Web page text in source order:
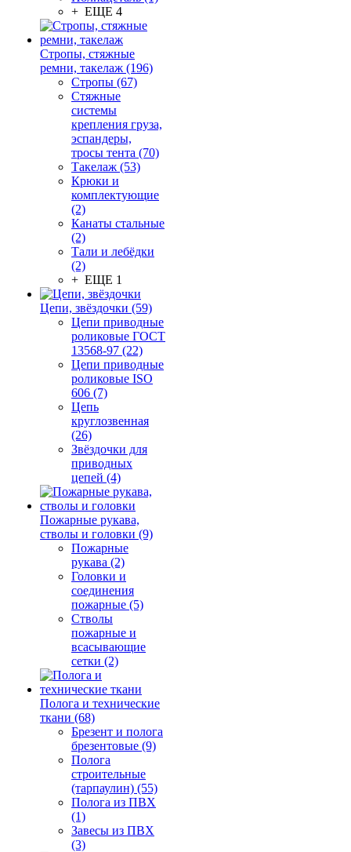
+ ЕЩЕ 4
Стропы, стяжные
ремни, такелаж (196)
Стропы (67)
Стяжные
системы
крепления груза,
эспандеры,
тросы тента (70)
Такелаж (53)
Крюки и
комплектующие
(2)
Канаты стальные
(2)
Тали и лебёдки
(2)
+ ЕЩЕ 1
Цепи, звёздочки (59)
Цепи приводные
роликовые ГОСТ
13568-97 (22)
Цепи приводные
роликовые ISO
606 (7)
Цепь
круглозвенная
(26)
Звёздочки для
приводных
цепей (4)
Пожарные рукава,
стволы и головки (9)
Пожарные
рукава (2)
Головки и
соединения
пожарные (5)
Стволы
пожарные и
всасывающие
сетки (2)
Полога и технические
ткани (68)
Брезент и полога
брезентовые (9)
Полога
строительные
(тарпаулин) (55)
Полога из ПВХ
(1)
Завесы из ПВХ
(3)